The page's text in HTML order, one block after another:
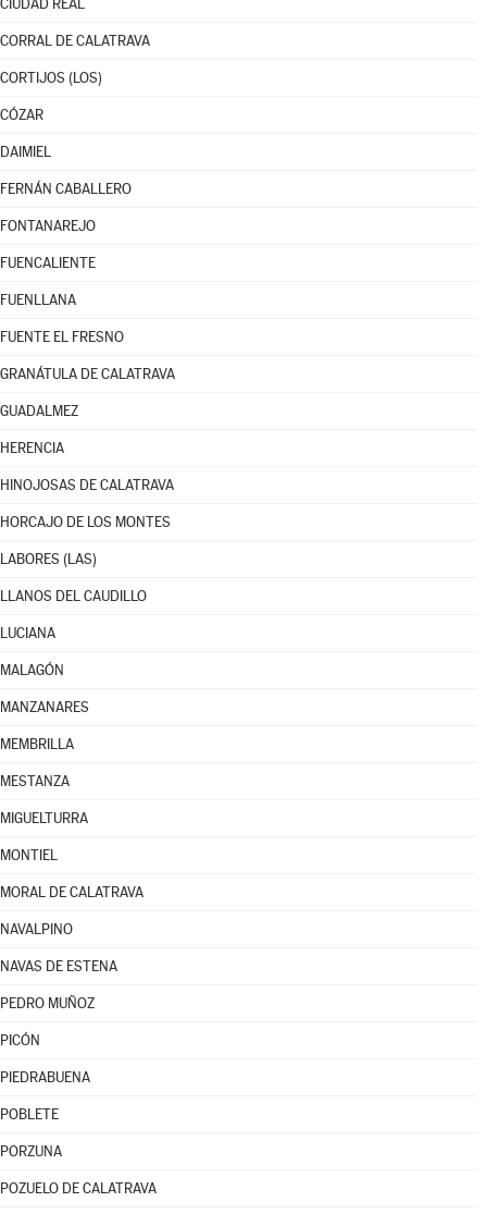
CIUDAD REAL
CORRAL DE CALATRAVA
CORTIJOS (LOS)
CÓZAR
DAIMIEL
FERNÁN CABALLERO
FONTANAREJO
FUENCALIENTE
FUENLLANA
FUENTE EL FRESNO
GRANÁTULA DE CALATRAVA
GUADALMEZ
HERENCIA
HINOJOSAS DE CALATRAVA
HORCAJO DE LOS MONTES
LABORES (LAS)
LLANOS DEL CAUDILLO
LUCIANA
MALAGÓN
MANZANARES
MEMBRILLA
MESTANZA
MIGUELTURRA
MONTIEL
MORAL DE CALATRAVA
NAVALPINO
NAVAS DE ESTENA
PEDRO MUÑOZ
PICÓN
PIEDRABUENA
POBLETE
PORZUNA
POZUELO DE CALATRAVA